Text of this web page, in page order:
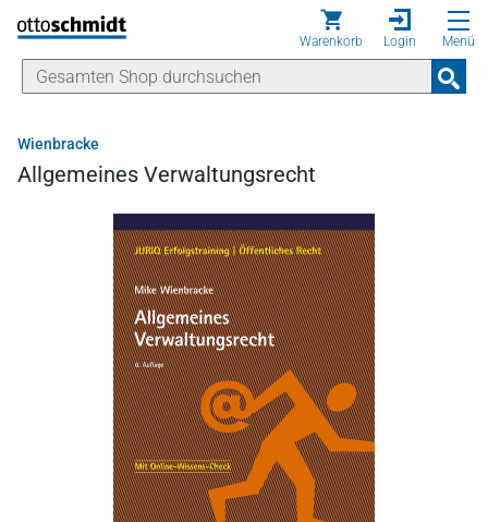
Direkt zum Inhalt
Warenkorb Login Menü
Wienbracke
Allgemeines Verwaltungsrecht